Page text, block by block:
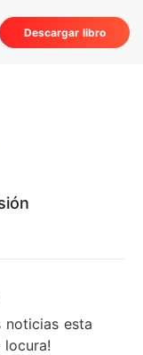
Descargar libro
noticias esta
locura!